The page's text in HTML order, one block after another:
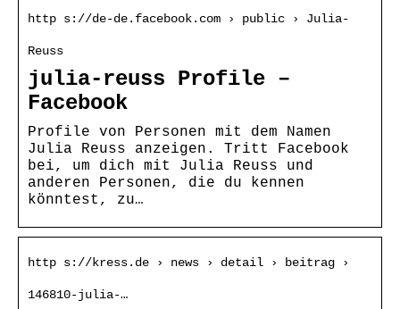
http s://de-de.facebook.com › public › Julia-
Reuss
julia-reuss Profile –
Facebook
Profile von Personen mit dem Namen
Julia Reuss anzeigen. Tritt Facebook
bei, um dich mit Julia Reuss und
anderen Personen, die du kennen
könntest, zu…
http s://kress.de › news › detail › beitrag ›
146810-julia-…